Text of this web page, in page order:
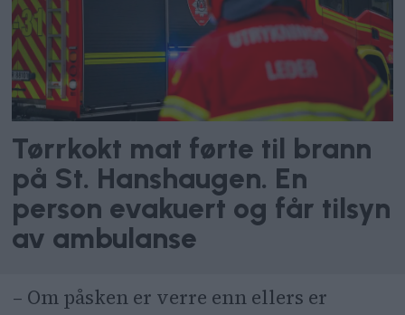
Tørrkokt mat førte til brann
på St. Hanshaugen. En
person evakuert og får tilsyn
av ambulanse
– Om påsken er verre enn ellers er